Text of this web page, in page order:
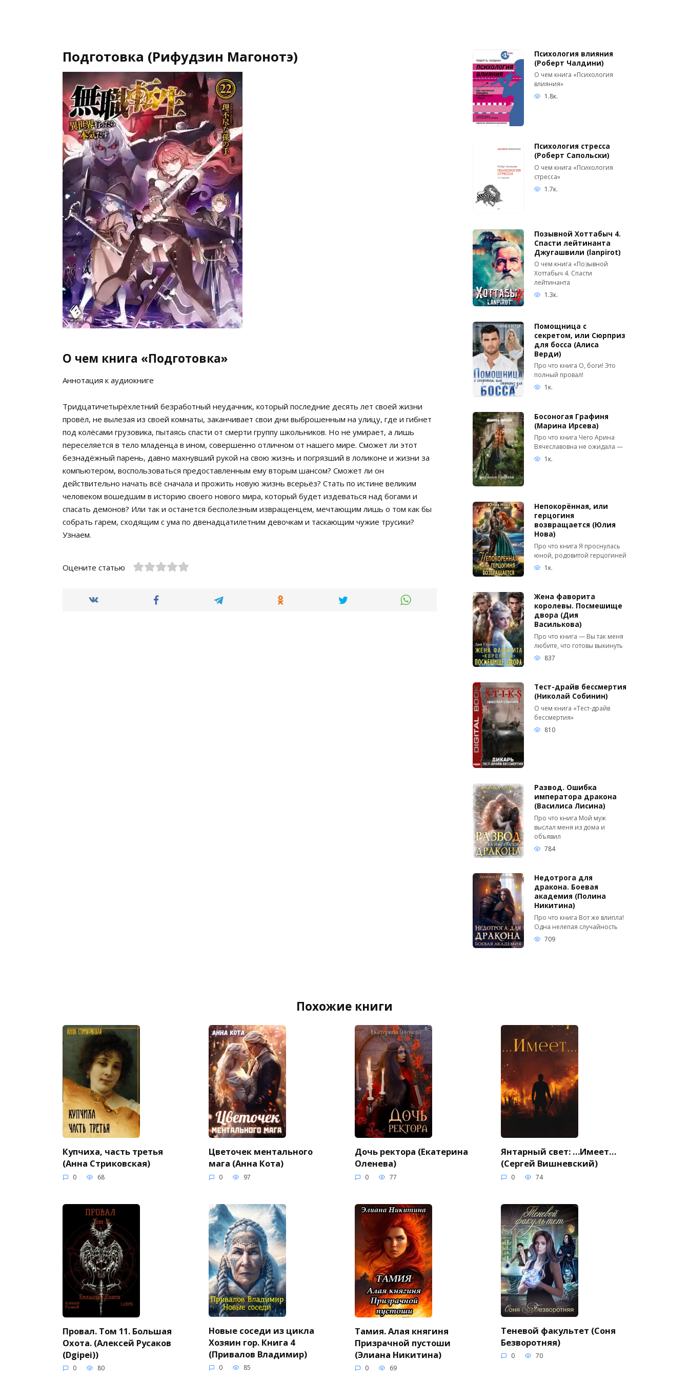
Подготовка (Рифудзин Магонотэ)
О чем книга «Подготовка»
Аннотация к аудиокниге
Тридцатичетырёхлетний безработный неудачник, который последние десять лет своей жизни
провёл, не вылезая из своей комнаты, заканчивает свои дни выброшенным на улицу, где и гибнет
под колёсами грузовика, пытаясь спасти от смерти группу школьников. Но не умирает, а лишь
переселяется в тело младенца в ином, совершенно отличном от нашего мире. Сможет ли этот
безнадёжный парень, давно махнувший рукой на свою жизнь и погрязший в лоликоне и жизни за
компьютером, воспользоваться предоставленным ему вторым шансом? Сможет ли он
действительно начать всё сначала и прожить новую жизнь всерьёз? Стать по истине великим
человеком вошедшим в историю своего нового мира, который будет издеваться над богами и
спасать демонов? Или так и останется бесполезным извращенцем, мечтающим лишь о том как бы
собрать гарем, сходящим с ума по двенадцатилетним девочкам и таскающим чужие трусики?
Узнаем.
Оцените статью
Психология влияния
(Роберт Чалдини)
О чем книга «Психология
влияния»
1.8к.
Психология стресса
(Роберт Сапольски)
О чем книга «Психология
стресса»
1.7к.
Позывной Хоттабыч 4.
Спасти лейтинанта
Джугашвили (lanpirot)
О чем книга «Позывной
Хоттабыч 4. Спасти
лейтинанта
1.3к.
Помощница с
секретом, или Сюрприз
для босса (Алиса
Верди)
Про что книга О, боги! Это
полный провал!
1к.
Босоногая Графиня
(Марина Ирсева)
Про что книга Чего Арина
Вячеславовна не ожидала —
1к.
Непокорённая, или
герцогиня
возвращается (Юлия
Нова)
Про что книга Я проснулась
юной, родовитой герцогиней
1к.
Жена фаворита
королевы. Посмешище
двора (Дия
Василькова)
Про что книга — Вы так меня
любите, что готовы выкинуть
837
Тест-драйв бессмертия
(Николай Собинин)
О чем книга «Тест-драйв
бессмертия»
810
Развод. Ошибка
императора дракона
(Василиса Лисина)
Про что книга Мой муж
выслал меня из дома и
объявил
784
Недотрога для
дракона. Боевая
академия (Полина
Никитина)
Про что книга Вот же влипла!
Одна нелепая случайность
709
Похожие книги
Купчиха, часть третья
(Анна Стриковская)
0 68
Цветочек ментального
мага (Анна Кота)
0 97
Дочь ректора (Екатерина
Оленева)
0 77
Янтарный свет: …Имеет…
(Сергей Вишневский)
0 74
Провал. Том 11. Большая
Охота. (Алексей Русаков
(Dgipei))
0 80
Новые соседи из цикла
Хозяин гор. Книга 4
(Привалов Владимир)
0 85
Тамия. Алая княгиня
Призрачной пустоши
(Элиана Никитина)
0 69
Теневой факультет (Соня
Безворотняя)
0 70